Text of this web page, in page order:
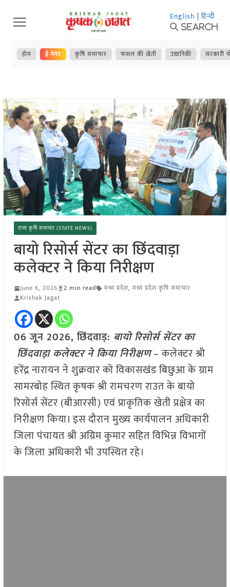
Skip
to
content
English | हिन्दी
Search
होम ई-पेपर कृषि समाचार फसल की खेती उद्यानिकी सरकारी
राज्य कृषि समाचार (STATE NEWS)
बायो रिसोर्स सेंटर का छिंदवाड़ा
कलेक्टर ने किया निरीक्षण
June 6, 2026 2 min read मध्य प्रदेश, मध्य प्रदेश कृषि समाचार
Krishak Jagat
06 जून 2026, छिंदवाड़: बायो रिसोर्स सेंटर का
छिंदवाड़ा कलेक्टर ने किया निरीक्षण– कलेक्टर श्री
हरेंद्र नारायन ने शुक्रवार को विकासखंड बिछुआ के ग्राम
सामरबोह स्थित कृषक श्री रामचरण राउत के बायो
रिसोर्स सेंटर (बीआरसी) एवं प्राकृतिक खेती प्रक्षेत्र का
निरीक्षण किया। इस दौरान मुख्य कार्यपालन अधिकारी
जिला पंचायत श्री अग्रिम कुमार सहित विभिन्न विभागों
के जिला अधिकारी भी उपस्थित रहे।